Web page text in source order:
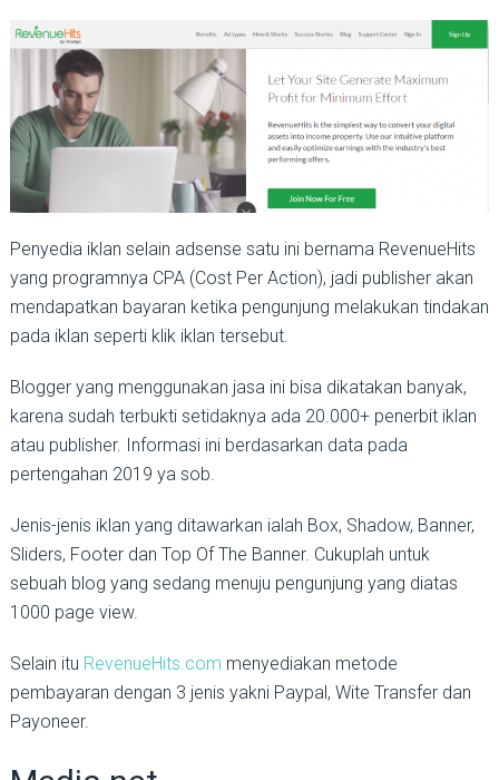
Penyedia iklan selain adsense satu ini bernama RevenueHits
yang programnya CPA (Cost Per Action), jadi publisher akan
mendapatkan bayaran ketika pengunjung melakukan tindakan
pada iklan seperti klik iklan tersebut.
Blogger yang menggunakan jasa ini bisa dikatakan banyak,
karena sudah terbukti setidaknya ada 20.000+ penerbit iklan
atau publisher. Informasi ini berdasarkan data pada
pertengahan 2019 ya sob.
Jenis-jenis iklan yang ditawarkan ialah Box, Shadow, Banner,
Sliders, Footer dan Top Of The Banner. Cukuplah untuk
sebuah blog yang sedang menuju pengunjung yang diatas
1000 page view.
Selain itu RevenueHits.com menyediakan metode
pembayaran dengan 3 jenis yakni Paypal, Wite Transfer dan
Payoneer.